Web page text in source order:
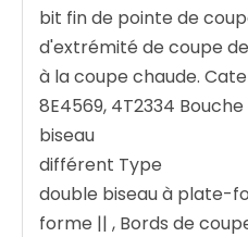
bit fin de pointe de
d'extrémité de coupe
à la coupe chaude.
8E4569, 4T2334
biseau
différent Type
double biseau à plate-
forme || , Bords de